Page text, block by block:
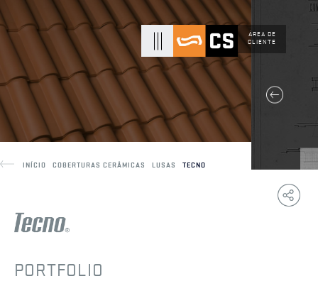
ÁREA DE
CLIENTE
INÍCIO COBERTURAS CERÂMICAS LUSAS TECNO
Copy
Link
PORTFOLIO